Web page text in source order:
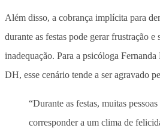
Além disso, a cobrança implícita para
durante as festas pode gerar frustração e
inadequação. Para a psicóloga
DH, esse cenário tende a ser agravado
“Durante as festas, muitas
corresponder a um clima de